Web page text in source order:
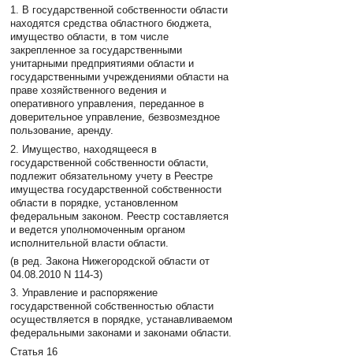
1. В государственной собственности области
находятся средства областного бюджета,
имущество области, в том числе
закрепленное за государственными
унитарными предприятиями области и
государственными учреждениями области на
праве хозяйственного ведения и
оперативного управления, переданное в
доверительное управление, безвозмездное
пользование, аренду.
2. Имущество, находящееся в
государственной собственности области,
подлежит обязательному учету в Реестре
имущества государственной собственности
области в порядке, установленном
федеральным законом. Реестр составляется
и ведется уполномоченным органом
исполнительной власти области.
(в ред. Закона Нижегородской области от
04.08.2010 N 114-З)
3. Управление и распоряжение
государственной собственностью области
осуществляется в порядке, устанавливаемом
федеральными законами и законами области.
Статья 16